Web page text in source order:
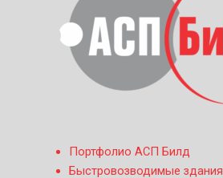
Портфолио АСП Билд
Быстровозводимые здания